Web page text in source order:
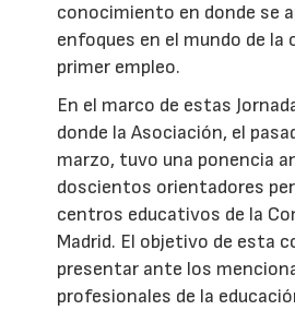
conocimiento en donde se
enfoques en el mundo de la
primer empleo.
En el marco de estas
donde la Asociación, el
marzo, tuvo una ponencia
doscientos orientadores
centros educativos de la
Madrid. El objetivo de esta
presentar ante los
profesionales de la